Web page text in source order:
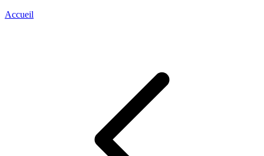
Accueil